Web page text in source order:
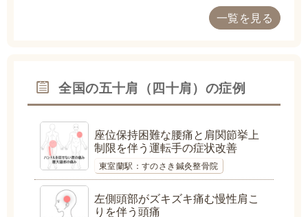
一覧を見る
全国の五十肩（四十肩）の症例
座位保持困難な腰痛と肩関節挙上
制限を伴う運転手の症状改善
東室蘭駅：すのさき鍼灸整骨院
左側頭部がズキズキ痛む慢性肩こ
りを伴う頭痛